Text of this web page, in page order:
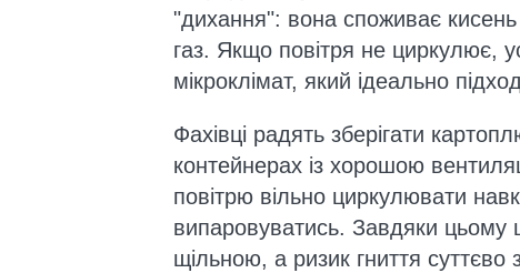
"дихання": вона споживає кисень
газ. Якщо повітря не циркулює,
мікроклімат, який ідеально
Фахівці радять зберігати
контейнерах із хорошою
повітрю вільно циркулювати
випаровуватись. Завдяки
щільною, а ризик гниття суттєво